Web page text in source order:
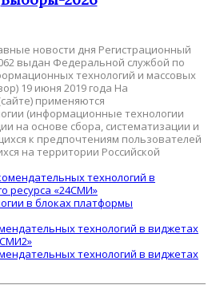
новости дня Регистрационный
выдан Федеральной службой по
технологий и массовых
19 июня 2019 года На
применяются
(информационные технологии
на основе сбора, систематизации и
к предпочтениям пользователей
на территории Российской
технологий в
ресурса «24СМИ»
в блоках платформы
технологий в виджетах
технологий в виджетах